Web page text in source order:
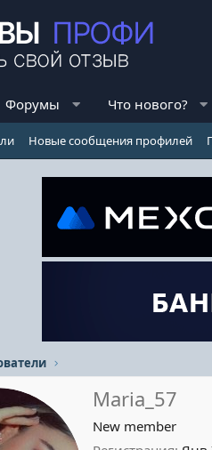
Форумы Что нового?
Новые сообщения профилей
Maria_57
New member